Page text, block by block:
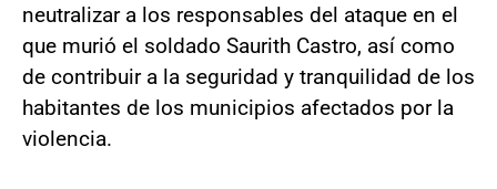
neutralizar a los responsables del ataque en el
que murió el soldado Saurith Castro, así como
de contribuir a la seguridad y tranquilidad de los
habitantes de los municipios afectados por la
violencia.